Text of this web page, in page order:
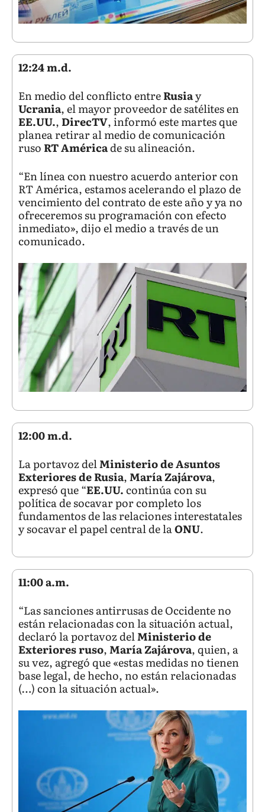
12:24 m.d.
En medio del conflicto entreRusiay
Ucrania, el mayor proveedor de satélites en
EE.UU.,DirecTV, informó este martes que
planea retirar al medio de comunicación
rusoRT Américade su alineación.
“En línea con nuestro acuerdo anterior con
RT América, estamos acelerando el plazo de
vencimiento del contrato de este año y ya no
ofreceremos su programación con efecto
inmediato», dijo el medio a través de un
comunicado.
12:00 m.d.
La portavoz delMinisterio de Asuntos
Exteriores de Rusia,María Zajárova,
expresó que “EE.UU.continúa con su
política de socavar por completo los
fundamentos de las relaciones interestatales
y socavar el papel central de laONU.
11:00 a.m.
“Las sanciones antirrusas de Occidente no
están relacionadas con la situación actual,
declaró la portavoz delMinisterio de
Exteriores ruso,María Zajárova, quien, a
su vez, agregó que «estas medidas no tienen
base legal, de hecho, no están relacionadas
(…) con la situación actual».